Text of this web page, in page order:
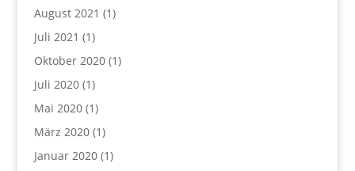
August 2021 (1)
Juli 2021 (1)
Oktober 2020(1)
Juli 2020(1)
Mai 2020(1)
März 2020(1)
Januar 2020(1)